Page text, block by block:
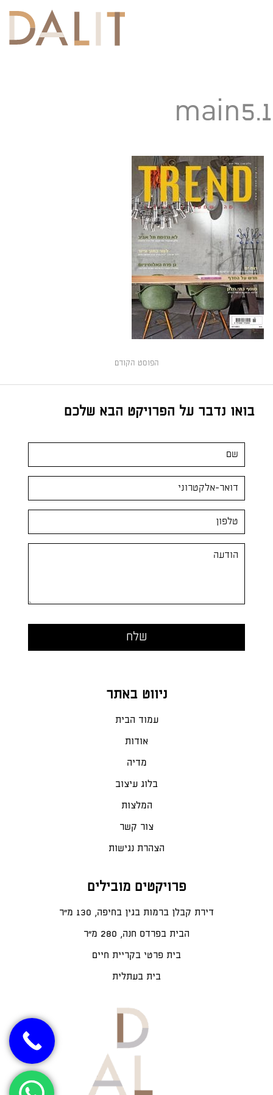
main5.1
הפוסט הקודם
ניווט באתר
עמוד הבית
אודות
מדיה
בלוג עיצוב
המלצות
צור קשר
הצהרת נגישות
פרויקטים מובילים
דירת קבלן ברמות בגין בחיפה, 130 מ"ר
הבית בפרדס חנה, 280 מ״ר
בית פרטי בקריית חיים
בית בעתלית
בואו נדבר על הפרויקט הבא שלכם